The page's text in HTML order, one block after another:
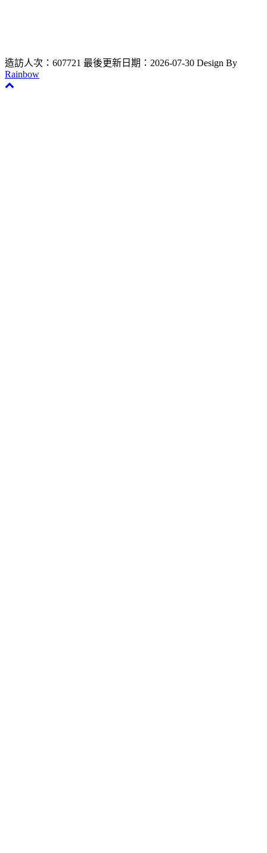
造訪人次：607721 最後更新日期：2026-07-30 Design By
Rainbow